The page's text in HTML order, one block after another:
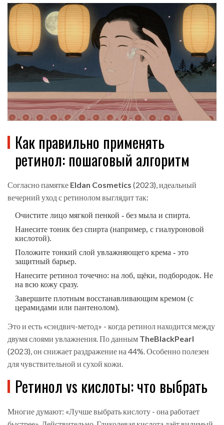
Как правильно применять
ретинол: пошаговый алгоритм
Согласно памятке Eldan Cosmetics (2023), идеальный
вечерний уход с ретинолом выглядит так:
Очистите лицо мягкой пенкой - без мыла и спирта.
Нанесите тоник без спирта (например, с гиалуроновой
кислотой).
Положите тонкий слой увлажняющего крема - это
защитный барьер.
Нанесите ретинол точечно: на лоб, щёки, подбородок. Не
на всю кожу сразу.
Завершите плотным восстанавливающим кремом (с
церамидами или пантенолом).
Это и есть «сэндвич-метод» - когда ретинол находится между
двумя слоями увлажнения. По данным TheBlackPearl
(2023), он снижает раздражение на 44%. Особенно полезен
для чувствительной и сухой кожи.
Ретинол vs кислоты: что выбрать
Многие думают: «Лучше выбрать кислоту - она работает